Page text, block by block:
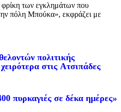
φρίκη των εγκλημάτων που
πόλη Μπούκα», εκφράζει με
πολιτικής
στις Aτσιπάδες
πυρκαγιές σε δέκα ημέρες»